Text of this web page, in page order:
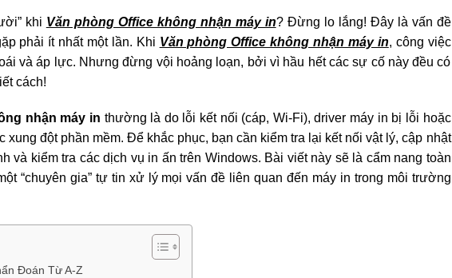
khi Văn phòng Office không nhận máy in? Đừng lo lắng! Đây là vấn đề
phải ít nhất một lần. Khi Văn phòng Office không nhận máy in, công việc
và áp lực. Nhưng đừng vội hoảng loạn, bởi vì hầu hết các sự cố này đều có
cách!
nhận máy in thường là do lỗi kết nối (cáp, Wi-Fi), driver máy in bị lỗi hoặc
xung đột phần mềm. Để khắc phục, bạn cần kiểm tra lại kết nối vật lý, cập nhật
và kiểm tra các dịch vụ in ấn trên Windows. Bài viết này sẽ là cẩm nang toàn
“chuyên gia” tự tin xử lý mọi vấn đề liên quan đến máy in trong môi trường
Đoán Từ A-Z